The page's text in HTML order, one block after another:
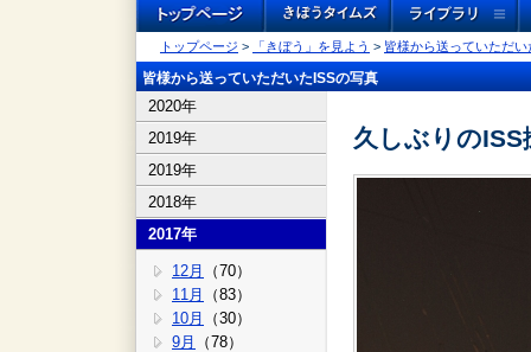
トップページ > 「きぼう」を見よう > 皆様から送っていただい
皆様から送っていただいたISSの写真
2020年
2019年
2019年
2018年
2017年
12月
（70）
11月
（83）
10月
（30）
9月
（78）
久しぶりのISS